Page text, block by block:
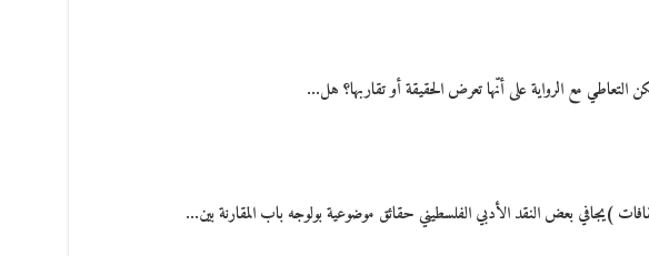
التعاطي مع الرواية على أنّها تعرض الحقيقة أو تقاربها؟ هل…
)يجافي بعض النقد الأدبي الفلسطيني حقائق موضوعية بولوجه باب المقارنة بين…